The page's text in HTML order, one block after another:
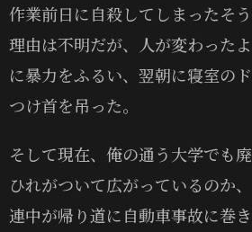
作業前日に自殺してしまったそう
理由は不明だが、人が変わった
に暴力をふるい、翌朝に寝室の
つけ首を吊った。
そして現在、俺の通う大学でも
ひれがついて広がっているのか
連中が帰り道に自動車事故に巻